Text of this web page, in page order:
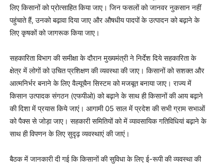
लिए किसानों को प्रोत्साहित किया जाए। जिन फसलों को जानवर नुकसान नहीं
पहुंचाते हैं, उनको बढ़ावा दिया जाए और औषधीय पादपों के उत्पादन को बढ़ाने के
लिए कृषकों को जागरूक किया जाए।
सहकारिता विभाग की समीक्षा के दौरान मुख्यमंत्री ने निर्देश दिये सहकारिता के
क्षेत्र में लोगों को उचित प्रशिक्षण की व्यवस्था की जाए। किसानों को सशक्त और
आत्मनिर्भर बनाने के लिए वैल्यूचैन सिस्टम को मजबूत बनाया जाए। राज्य में
किसान उत्पादक संगठन (एफपीओ) को बढ़ाने के साथ ही किसानों की आय बढ़ाने
की दिशा में प्रयास किये जाएं। आगामी 05 साल में प्रदेश की सभी ग्राम सभाओं
को पैक्स से जोड़ा जाए। सहकारी समितियों को में व्यावसायिक गतिविधियां बढ़ाने के
साथ ही विपणन के लिए सुदृढ़ व्यवस्थाएं की जाएं।
बैठक में जानकारी दी गई कि किसानों की सुविधा के लिए ई-रूपी की व्यवस्था की